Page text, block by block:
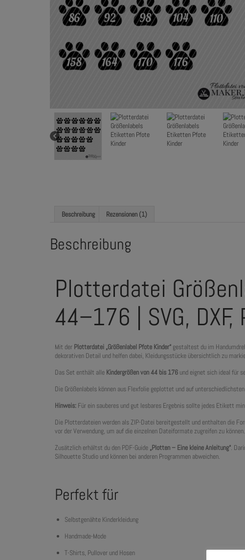
Beschreibung Rezensionen (1)
Beschreibung
Plotterdatei
44–176 | SVG, DXF,
Mit der Plotterdatei „Größenlabel Pfote Kinder“ gestaltest du im
dekorativen Detail und helfen dabei, Kleidungsstücke übersichtlich zu
Das Set enthält alle Kindergrößen von 44 bis 176 und eignet sich ideal für
Die Größenlabels können aus Flexfolie geplottet und auf
Hinweis: Für ein sauberes und gut lesbares Ergebnis sollte jedes Etikett
Die Plotterdateien werden als ZIP-Datei bereitgestellt und enthalten die
vor der Verwendung, um auf die einzelnen Dateiformate zugreifen zu können.
Zusätzlich erhältst du den PDF-Guide „Plotten – Eine kleine Anleitung“.
Silhouette Studio und können bei anderen Programmen abweichen.
Perfekt für
Selbstgenähte Kinderkleidung
Handmade-Mode
T-Shirts, Pullover und Hosen